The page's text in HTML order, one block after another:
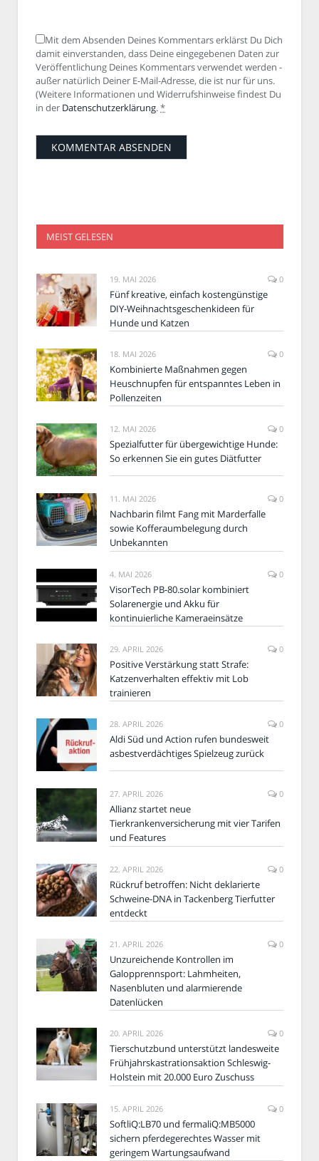
Mit dem Absenden Deines Kommentars erklärst Du Dich
damit einverstanden, dass Deine eingegebenen Daten zur
Veröffentlichung Deines Kommentars verwendet werden -
außer natürlich Deiner E-Mail-Adresse, die ist nur für uns.
(Weitere Informationen und Widerrufshinweise findest Du
in der Datenschutzerklärung. *
MEIST GELESEN
19. MAI 2026 0
Fünf kreative, einfach kostengünstige
DIY-Weihnachtsgeschenkideen für
Hunde und Katzen
18. MAI 2026 0
Kombinierte Maßnahmen gegen
Heuschnupfen für entspanntes Leben in
Pollenzeiten
12. MAI 2026 0
Spezialfutter für übergewichtige Hunde:
So erkennen Sie ein gutes Diätfutter
11. MAI 2026 0
Nachbarin filmt Fang mit Marderfalle
sowie Kofferaumbelegung durch
Unbekannten
4. MAI 2026 0
VisorTech PB-80.solar kombiniert
Solarenergie und Akku für
kontinuierliche Kameraeinsätze
29. APRIL 2026 0
Positive Verstärkung statt Strafe:
Katzenverhalten effektiv mit Lob
trainieren
28. APRIL 2026 0
Aldi Süd und Action rufen bundesweit
asbestverdächtiges Spielzeug zurück
27. APRIL 2026 0
Allianz startet neue
Tierkrankenversicherung mit vier Tarifen
und Features
22. APRIL 2026 0
Rückruf betroffen: Nicht deklarierte
Schweine-DNA in Tackenberg Tierfutter
entdeckt
21. APRIL 2026 0
Unzureichende Kontrollen im
Galopprennsport: Lahmheiten,
Nasenbluten und alarmierende
Datenlücken
20. APRIL 2026 0
Tierschutzbund unterstützt landesweite
Frühjahrskastrationsaktion Schleswig-
Holstein mit 20.000 Euro Zuschuss
15. APRIL 2026 0
SoftliQ:LB70 und fermaliQ:MB5000
sichern pferdegerechtes Wasser mit
geringem Wartungsaufwand